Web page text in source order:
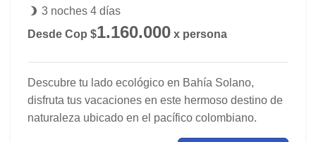
3 noches 4 días
Desde Cop $1.160.000 x persona
Descubre tu lado ecológico en Bahía Solano,
disfruta tus vacaciones en este hermoso destino de
naturaleza ubicado en el pacífico colombiano.